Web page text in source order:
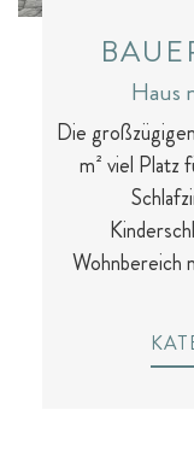
Haus
Die
m² viel Platz
Wohnbereich